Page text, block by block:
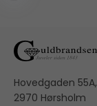
Hovedgaden 55A,
2970 Hørsholm